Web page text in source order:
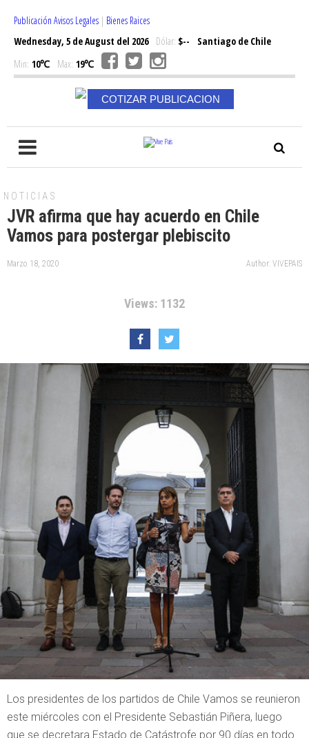
Publicación Avisos Legales | Bienes Raices
Wednesday, 5 de August del 2026Dólar: $--
Santiago de Chile
Min: 10℃ Max: 19℃
COTIZAR PUBLICACION
NOTICIAS
JVR afirma que hay acuerdo en Chile
Vamos para postergar plebiscito
Marzo 18, 2020 Author: VIVEPAIS
Views: 1132
Los presidentes de los partidos de Chile Vamos se reunieron
este miércoles con el Presidente Sebastián Piñera, luego
que se decretara Estado de Catástrofe por 90 días en todo